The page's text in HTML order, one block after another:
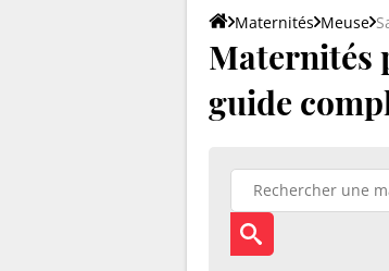
Maternités Meuse
Maternités
guide